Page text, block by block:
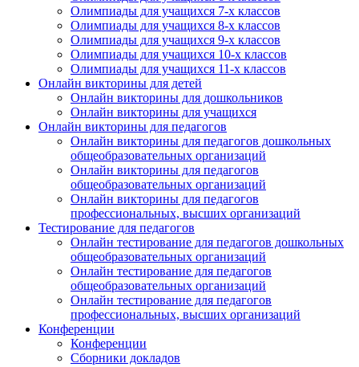
Олимпиады для учащихся 7-х классов
Олимпиады для учащихся 8-х классов
Олимпиады для учащихся 9-х классов
Олимпиады для учащихся 10-х классов
Олимпиады для учащихся 11-х классов
Онлайн викторины для детей
Онлайн викторины для дошкольников
Онлайн викторины для учащихся
Онлайн викторины для педагогов
Онлайн викторины для педагогов дошкольных
общеобразовательных организаций
Онлайн викторины для педагогов
общеобразовательных организаций
Онлайн викторины для педагогов
профессиональных, высших организаций
Тестирование для педагогов
Онлайн тестирование для педагогов дошкольных
общеобразовательных организаций
Онлайн тестирование для педагогов
общеобразовательных организаций
Онлайн тестирование для педагогов
профессиональных, высших организаций
Конференции
Конференции
Сборники докладов